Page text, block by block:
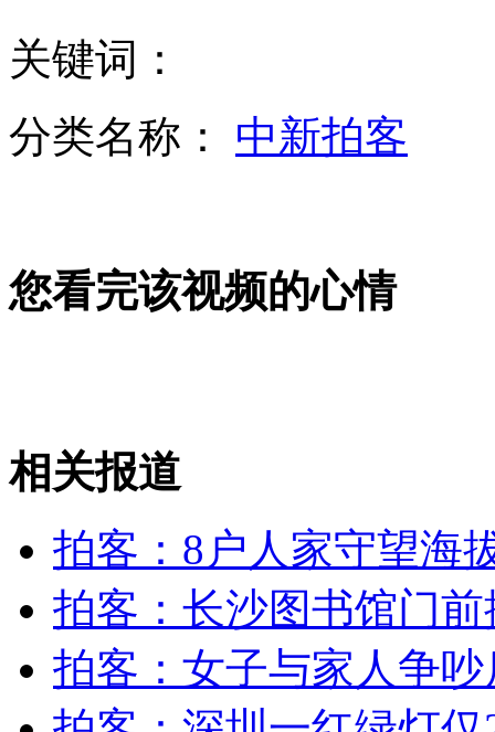
山西运城恶犬咬伤多人 警民合力深夜将其击毙
无痛分娩是否安全 医生回应
外交部：反对强权政治霸凌主义
外交部：有关国家言论片面不公正
关键词：
分类名称： 中新拍客
您看完该视频的心情
相关报道
拍客：8户人家守望海
拍客：长沙图书馆门前
拍客：女子与家人争